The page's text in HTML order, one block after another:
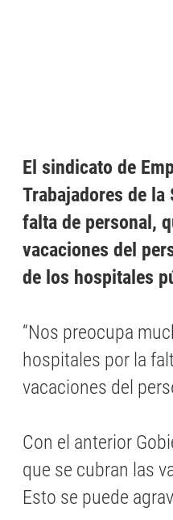
El sindicato de
Trabajadores de
falta de personal,
vacaciones del
de los hospitales
“Nos preocupa
hospitales por la
vacaciones del
Con el anterior
que se cubran las
Esto se puede